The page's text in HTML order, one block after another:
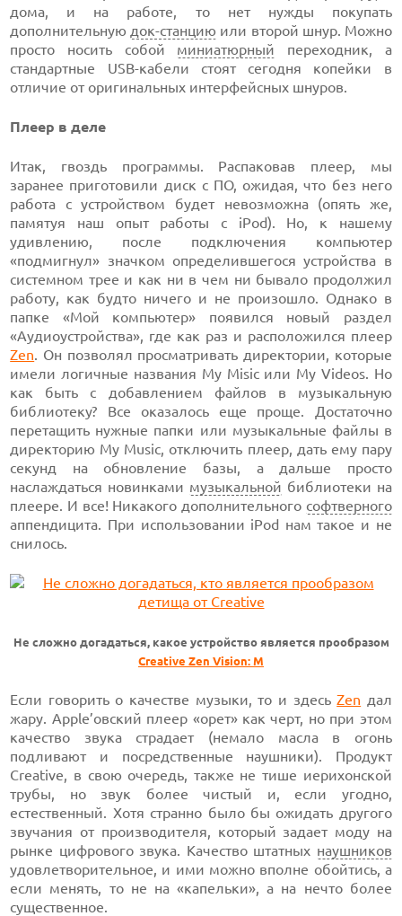
дома, и на работе, то нет нужды покупать
дополнительную док-станцию или второй шнур. Можно
просто носить собой миниатюрный переходник, а
стандартные USB-кабели стоят сегодня копейки в
отличие от оригинальных интерфейсных шнуров.
Плеер в деле
Итак, гвоздь программы. Распаковав плеер, мы
заранее приготовили диск с ПО, ожидая, что без него
работа с устройством будет невозможна (опять же,
памятуя наш опыт работы с iPod). Но, к нашему
удивлению, после подключения компьютер
«подмигнул» значком определившегося устройства в
системном трее и как ни в чем ни бывало продолжил
работу, как будто ничего и не произошло. Однако в
папке «Мой компьютер» появился новый раздел
«Аудиоустройства», где как раз и расположился плеер
Zen. Он позволял просматривать директории, которые
имели логичные названия My Misic или My Videos. Но
как быть с добавлением файлов в музыкальную
библиотеку? Все оказалось еще проще. Достаточно
перетащить нужные папки или музыкальные файлы в
директорию My Music, отключить плеер, дать ему пару
секунд на обновление базы, а дальше просто
наслаждаться новинками музыкальной библиотеки на
плеере. И все! Никакого дополнительного софтверного
аппендицита. При использовании iPod нам такое и не
снилось.
Не сложно догадаться, какое устройство является прообразом
Creative Zen Vision: M
Если говорить о качестве музыки, то и здесьZen дал
жару. Apple’овский плеер «орет» как черт, но при этом
качество звука страдает (немало масла в огонь
подливают и посредственные наушники). Продукт
Creative, в свою очередь, также не тише иерихонской
трубы, но звук более чистый и, если угодно,
естественный. Хотя странно было бы ожидать другого
звучания от производителя, который задает моду на
рынке цифрового звука. Качество штатных наушников
удовлетворительное, и ими можно вполне обойтись, а
если менять, то не на «капельки», а на нечто более
существенное.